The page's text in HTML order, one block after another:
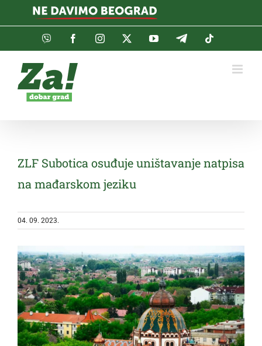
Viber FacebookInstagramTwitterYouTubeTelegram
ZLF Subotica osuđuje uništavanje natpisa
na mađarskom jeziku
04. 09. 2023.